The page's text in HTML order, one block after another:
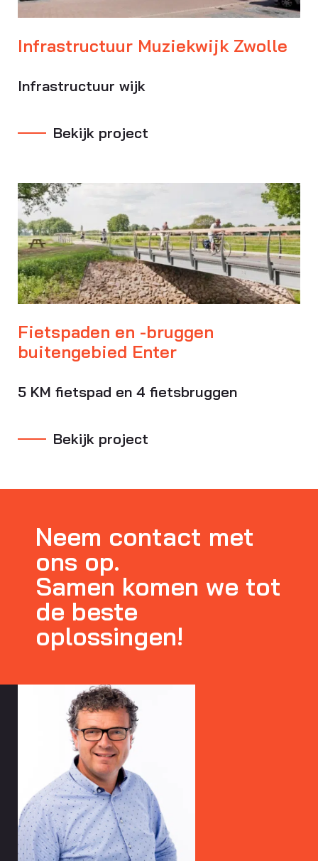
Infrastructuur Muziekwijk Zwolle
Infrastructuur wijk
Bekijk project
Fietspaden en -bruggen
buitengebied Enter
5 KM fietspad en 4 fietsbruggen
Bekijk project
Neem contact met
ons op.
Samen komen we tot
de beste
oplossingen!